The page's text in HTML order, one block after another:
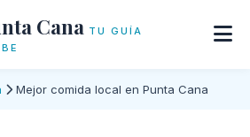
Cana TU GUÍA
Mejor comida local en Punta Cana